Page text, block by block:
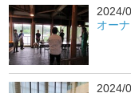
2024/
オー
2024/